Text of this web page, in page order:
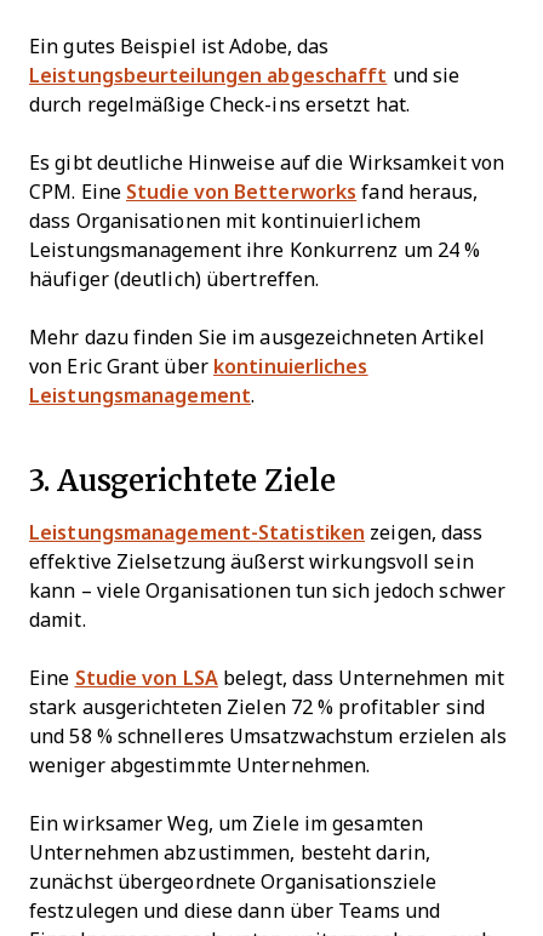
Ein gutes Beispiel ist Adobe, das
Leistungsbeurteilungen abgeschafft und sie
durch regelmäßige Check-ins ersetzt hat.
Es gibt deutliche Hinweise auf die Wirksamkeit von
CPM. Eine Studie von Betterworks fand heraus,
dass Organisationen mit kontinuierlichem
Leistungsmanagement ihre Konkurrenz um 24 %
häufiger (deutlich) übertreffen.
Mehr dazu finden Sie im ausgezeichneten Artikel
von Eric Grant über kontinuierliches
Leistungsmanagement.
3. Ausgerichtete Ziele
Leistungsmanagement-Statistiken zeigen, dass
effektive Zielsetzung äußerst wirkungsvoll sein
kann – viele Organisationen tun sich jedoch schwer
damit.
Eine Studie von LSAbelegt, dass Unternehmen mit
stark ausgerichteten Zielen 72 % profitabler sind
und 58 % schnelleres Umsatzwachstum erzielen als
weniger abgestimmte Unternehmen.
Ein wirksamer Weg, um Ziele im gesamten
Unternehmen abzustimmen, besteht darin,
zunächst übergeordnete Organisationsziele
festzulegen und diese dann über Teams und